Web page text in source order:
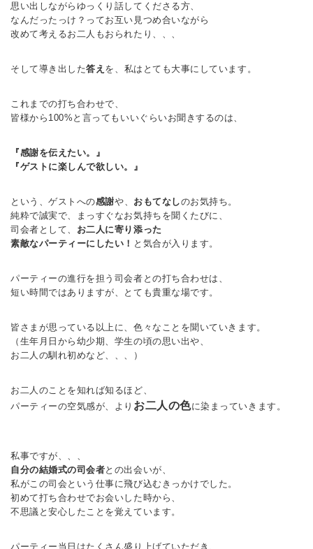
思い出しながらゆっくり話してくださる方、
なんだったっけ？ってお互い見つめ合いながら
改めて考えるお二人もおられたり、、、
そして導き出した答え を、私はとても大事にしています。
これまでの打ち合わせで、
皆様から100%と言ってもいいぐらいお聞きするのは、
『感謝を伝えたい。』
『ゲストに楽しんで欲しい。』
という、ゲストへの感謝や、 おもてなしのお気持ち。
純粋で誠実で、まっすぐなお気持ちを聞くたびに、
司会者として、 お二人に寄り添った
素敵なパーティーにしたい！ と気合が入ります。
パーティーの進行を担う司会者との打ち合わせは、
短い時間ではありますが、とても貴重な場です。
皆さまが思っている以上に、色々なことを聞いていきます。
（生年月日から幼少期、学生の頃の思い出や、
お二人の馴れ初めなど、、、）
お二人のことを知れば知るほど、
パーティーの空気感が、より お二人の色に染まっていきます。
私事ですが、、、
自分の結婚式の司会者との出会いが、
私がこの司会という仕事に飛び込むきっかけでした。
初めて打ち合わせでお会いした時から、
不思議と安心したことを覚えています。
パーティー当日はたくさん盛り上げていただき、